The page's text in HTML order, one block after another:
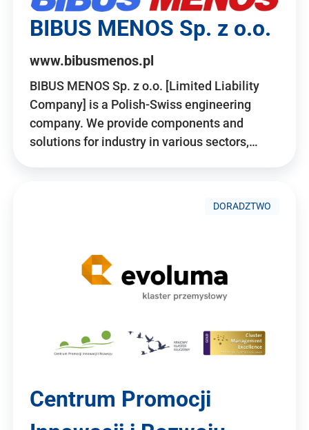
BIBUS MENOS Sp. z o.o.
www.bibusmenos.pl
BIBUS MENOS Sp. z o.o. [Limited Liability
Company] is a Polish-Swiss engineering
company. We provide components and
solutions for industry in various sectors,…
DORADZTWO
Centrum Promocji